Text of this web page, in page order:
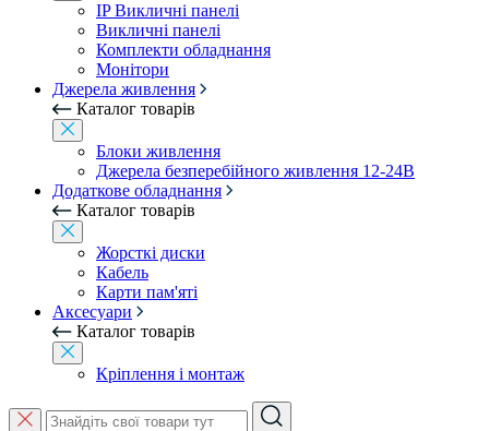
IP Викличні панелі
Викличні панелі
Комплекти обладнання
Монітори
Джерела живлення
Каталог товарів
Блоки живлення
Джерела безперебійного живлення 12-24В
Додаткове обладнання
Каталог товарів
Жорсткі диски
Кабель
Карти пам'яті
Аксесуари
Каталог товарів
Кріплення і монтаж